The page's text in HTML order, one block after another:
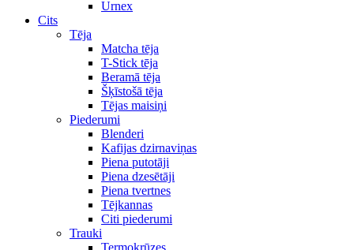
Urnex
Cits
Tēja
Matcha tēja
T-Stick tēja
Beramā tēja
Šķīstošā tēja
Tējas maisiņi
Piederumi
Blenderi
Kafijas dzirnaviņas
Piena putotāji
Piena dzesētāji
Piena tvertnes
Tējkannas
Citi piederumi
Trauki
Termokrūzes